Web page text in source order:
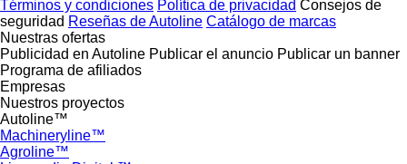
Términos y condiciones Política de privacidad Consejos de
seguridad Reseñas de Autoline Catálogo de marcas
Nuestras ofertas
Publicidad en Autoline Publicar el anuncio Publicar un banner
Programa de afiliados
Empresas
Nuestros proyectos
Autoline™
Machineryline™
Agroline™